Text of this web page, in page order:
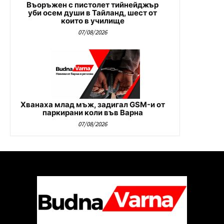
Въоръжен с пистолет тийнейджър
уби осем души в Тайланд, шест от
които в училище
07/08/2026
Хванаха млад мъж, задигал GSM-и от
паркирани коли във Варна
07/08/2026